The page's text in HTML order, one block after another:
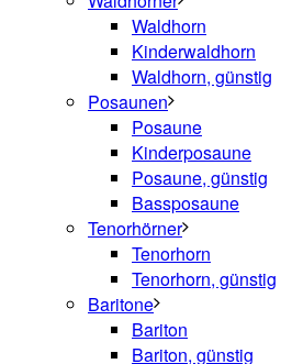
Waldhorn
Kinderwaldhorn
Waldhorn, günstig
Posaunen
Posaune
Kinderposaune
Posaune, günstig
Bassposaune
Tenorhörner
Tenorhorn
Tenorhorn, günstig
Baritone
Bariton
Bariton, günstig